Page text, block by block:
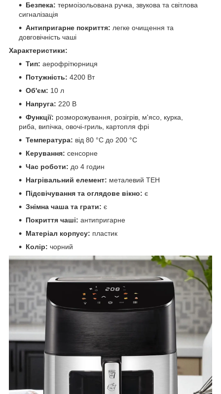
Безпека: термоізольована ручка, звукова та світлова
сигналізація
Антипригарне покриття: легке очищення та
довговічність чаші
Характеристики:
Тип: аерофрітюрниця
Потужність: 4200 Вт
Об'єм: 10 л
Напруга: 220 В
Функції: розморожування, розігрів, м'ясо, курка,
риба, випічка, овочі-гриль, картопля фрі
Температура: від 80 °C до 200 °C
Керування: сенсорне
Час роботи: до 4 годин
Нагрівальний елемент: металевий ТЕН
Підсвічування та оглядове вікно: є
Знімна чаша та грати: є
Покриття чаші: антипригарне
Матеріал корпусу: пластик
Колір: чорний